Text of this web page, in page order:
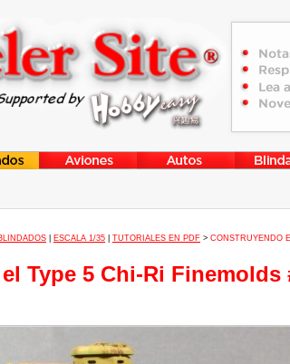
ESCALA 1/35 TUTORIALES EN PDF > CONSTRUYENDO
Type 5 Chi-Ri Finemolds